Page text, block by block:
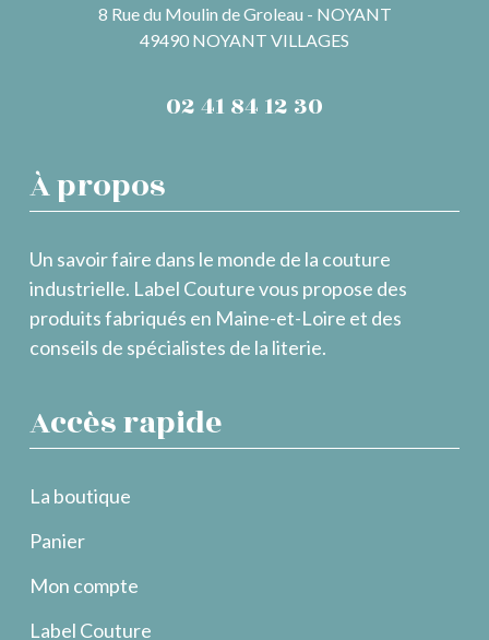
8 Rue du Moulin de Groleau - NOYANT
49490 NOYANT VILLAGES
02 41 84 12 30
À propos
Un savoir faire dans le monde de la couture
industrielle. Label Couture vous propose des
produits fabriqués en Maine-et-Loire et des
conseils de spécialistes de la literie.
Accès rapide
La boutique
Panier
Mon compte
Label Couture